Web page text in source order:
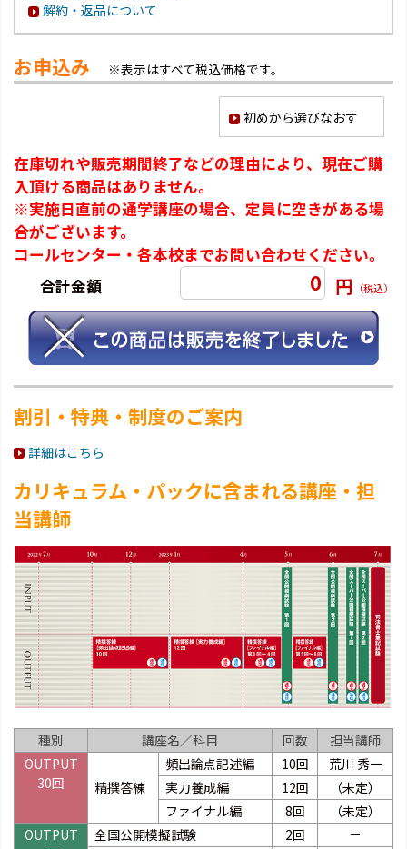
解約・返品について
お申込み ※表示はすべて税込価格です。
初めから選びなおす
在庫切れや販売期間終了などの理由により、現在ご購
入頂ける商品はありません。
※実施日直前の通学講座の場合、定員に空きがある場
合がございます。
コールセンター・各本校までお問い合わせください。
合計金額
0 円 （税込）
割引・特典・制度のご案内
詳細はこちら
カリキュラム・パックに含まれる講座・担
当講師
種別 講座名／科目 回数
担当講師
OUTPUT
30回
精撰答練
頻出論点記述編 10回
荒川 秀一
実力養成編
12回
（未定）
ファイナル編
8回
（未定）
OUTPUT
全国公開模擬試験 2回
－